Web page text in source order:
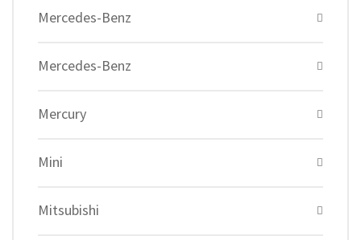
Mercedes-Benz
Mercedes-Benz
Mercury
Mini
Mitsubishi